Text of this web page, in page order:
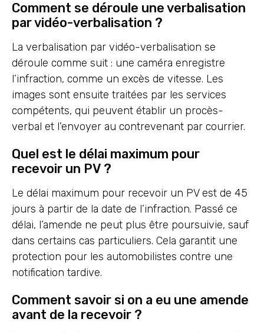
Comment se déroule une verbalisation
par vidéo-verbalisation ?
La verbalisation par vidéo-verbalisation se
déroule comme suit : une caméra enregistre
l’infraction, comme un excès de vitesse. Les
images sont ensuite traitées par les services
compétents, qui peuvent établir un procès-
verbal et l’envoyer au contrevenant par courrier.
Quel est le délai maximum pour
recevoir un PV ?
Le délai maximum pour recevoir un PV est de 45
jours à partir de la date de l’infraction. Passé ce
délai, l’amende ne peut plus être poursuivie, sauf
dans certains cas particuliers. Cela garantit une
protection pour les automobilistes contre une
notification tardive.
Comment savoir si on a eu une amende
avant de la recevoir ?